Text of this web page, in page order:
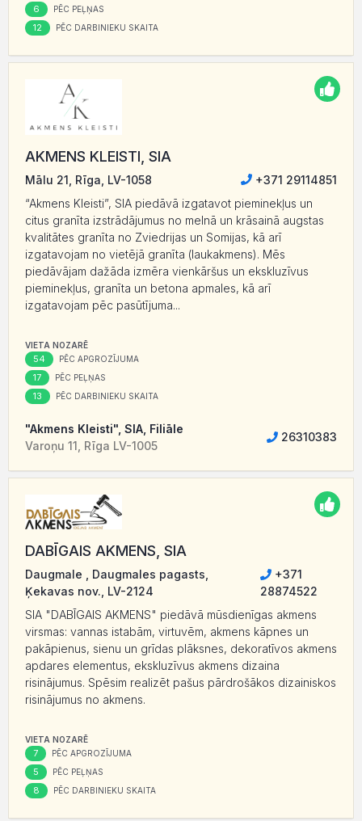
6 PĒC PEĻŅAS
12 PĒC DARBINIEKU SKAITA
AKMENS KLEISTI, SIA
Mālu 21, Rīga, LV-1058
+371 29114851
“Akmens Kleisti”, SIA piedāvā izgatavot pieminekļus un
citus granīta izstrādājumus no melnā un krāsainā augstas
kvalitātes granīta no Zviedrijas un Somijas, kā arī
izgatavojam no vietējā granīta (laukakmens). Mēs
piedāvājam dažāda izmēra vienkāršus un ekskluzīvus
pieminekļus, granīta un betona apmales, kā arī
izgatavojam pēc pasūtījuma...
VIETA NOZARĒ
54 PĒC APGROZĪJUMA
17 PĒC PEĻŅAS
13 PĒC DARBINIEKU SKAITA
"Akmens Kleisti", SIA, Filiāle
Varoņu 11, Rīga LV-1005
26310383
DABĪGAIS AKMENS, SIA
Daugmale , Daugmales pagasts,
Ķekavas nov., LV-2124
+371
28874522
SIA "DABĪGAIS AKMENS" piedāvā mūsdienīgas akmens
virsmas: vannas istabām, virtuvēm, akmens kāpnes un
pakāpienus, sienu un grīdas plāksnes, dekoratīvos akmens
apdares elementus, ekskluzīvus akmens dizaina
risinājumus. Spēsim realizēt pašus pārdrošākos dizainiskos
risinājumus no akmens.
VIETA NOZARĒ
7 PĒC APGROZĪJUMA
5 PĒC PEĻŅAS
8 PĒC DARBINIEKU SKAITA